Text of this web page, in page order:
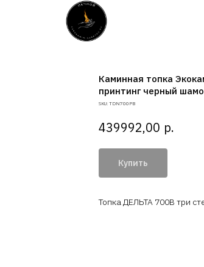
Каминная топка
принтинг черный
SKU: TDN700PB
439992,00 р.
Купить
Топка ДЕЛЬТА 700B три